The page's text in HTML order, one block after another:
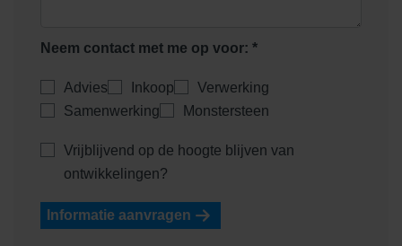
Neem contact met me op voor: *
Advies Inkoop
Verwerking
Samenwerking
Monstersteen
Vrijblijvend op de hoogte blijven van
ontwikkelingen?
Informatie aanvragen